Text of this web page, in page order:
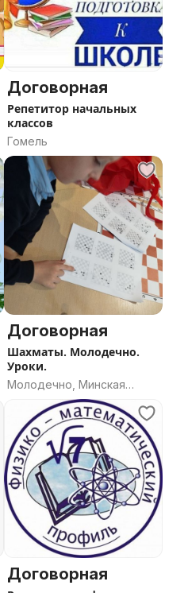
Договорная
Репетитор начальных
классов
Гомель
Договорная
Шахматы. Молодечно.
Уроки.
Молодечно, Минская
Договорная